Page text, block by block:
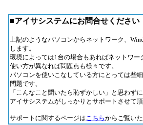
■アイサシステムにお問合せください
上記のようなパソコンからネットワーク、
します。
環境によっては1台の場合もあればネットワ
使い方が異なれば問題点も様々です。
パソコンを使いこなしている方にとっては些
問題です。
「こんなこと聞いたら恥ずかしい」と思わず
アイサシステムがしっかりとサポートさせて頂
サポートに関するページはこちらからご覧いた